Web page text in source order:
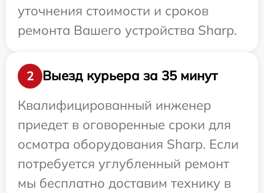
уточнения стоимости и сроков
ремонта Вашего устройства Sharp.
2
Выезд курьера за 35 минут
Квалифицированный инженер
приедет в оговоренные сроки для
осмотра оборудования Sharp. Если
потребуется углубленный ремонт
мы бесплатно доставим технику в